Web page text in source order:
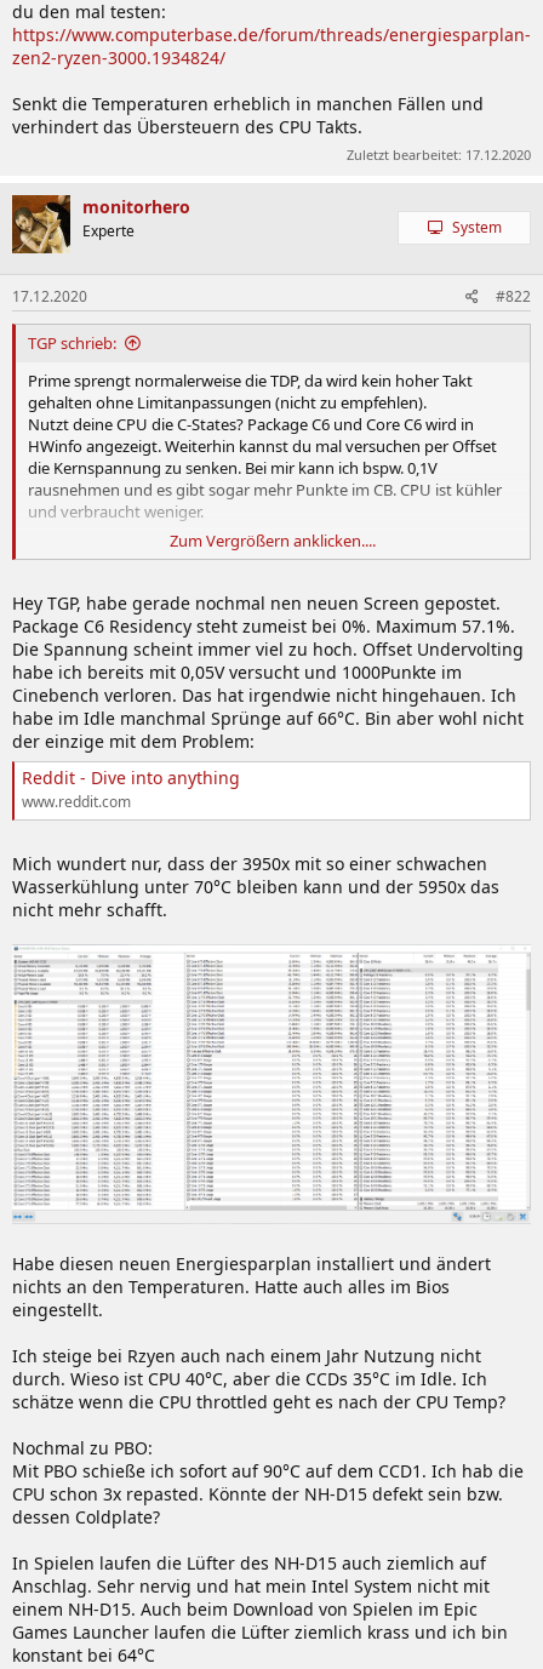
du den mal testen:
https://www.computerbase.de/forum/threads/energiesparplan-
zen2-ryzen-3000.1934824/
Senkt die Temperaturen erheblich in manchen Fällen und
verhindert das Übersteuern des CPU Takts.
Zuletzt bearbeitet: 17.12.2020
monitorhero
Experte System
17.12.2020 #822
TGP schrieb:
Prime sprengt normalerweise die TDP, da wird kein hoher Takt
gehalten ohne Limitanpassungen (nicht zu empfehlen).
Nutzt deine CPU die C-States? Package C6 und Core C6 wird in
HWinfo angezeigt. Weiterhin kannst du mal versuchen per Offset
die Kernspannung zu senken. Bei mir kann ich bspw. 0,1V
rausnehmen und es gibt sogar mehr Punkte im CB. CPU ist kühler
und verbraucht weniger.
Edit: Das mit den C-States scheint nach einem alten Screen von dir
mal testen:
https://www.computerbase.de/forum/threads/energiesparplan-
zen2-ryzen-3000.1934824/
Senkt die Temperaturen erheblich in manchen Fällen und
verhindert das Übersteuern des CPU Takts.
Zum Vergrößern anklicken....
Hey TGP, habe gerade nochmal nen neuen Screen gepostet.
Package C6 Residency steht zumeist bei 0%. Maximum 57.1%.
Die Spannung scheint immer viel zu hoch. Offset Undervolting
habe ich bereits mit 0,05V versucht und 1000Punkte im
Cinebench verloren. Das hat irgendwie nicht hingehauen. Ich
habe im Idle manchmal Sprünge auf 66°C. Bin aber wohl nicht
der einzige mit dem Problem:
Reddit - Dive into anything
www.reddit.com
Mich wundert nur, dass der 3950x mit so einer schwachen
Wasserkühlung unter 70°C bleiben kann und der 5950x das
nicht mehr schafft.
Habe diesen neuen Energiesparplan installiert und ändert
nichts an den Temperaturen. Hatte auch alles im Bios
eingestellt.
Ich steige bei Rzyen auch nach einem Jahr Nutzung nicht
durch. Wieso ist CPU 40°C, aber die CCDs 35°C im Idle. Ich
schätze wenn die CPU throttled geht es nach der CPU Temp?
Nochmal zu PBO:
Mit PBO schieße ich sofort auf 90°C auf dem CCD1. Ich hab die
CPU schon 3x repasted. Könnte der NH-D15 defekt sein bzw.
dessen Coldplate?
In Spielen laufen die Lüfter des NH-D15 auch ziemlich auf
Anschlag. Sehr nervig und hat mein Intel System nicht mit
einem NH-D15. Auch beim Download von Spielen im Epic
Games Launcher laufen die Lüfter ziemlich krass und ich bin
konstant bei 64°C